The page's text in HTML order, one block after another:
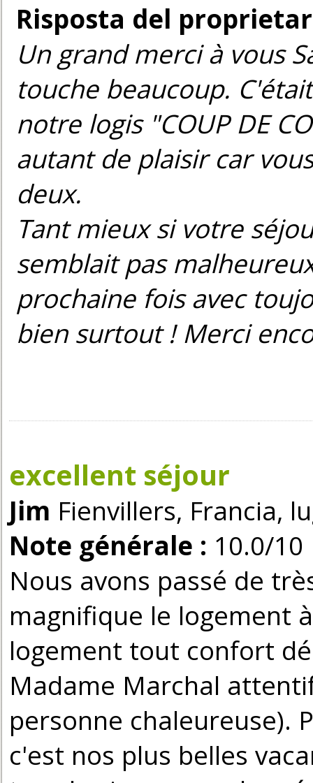
Risposta del
Un grand merci à vous
touche beaucoup.
notre logis "COUP DE
autant de plaisir car
deux.
Tant mieux si votre
semblait pas
prochaine fois avec
bien surtout ! Merci
excellent séjour
Jim Fienvillers, Francia,
Note générale : 10.0/10
Nous avons passé de
magnifique le logement
logement tout confort
Madame Marchal
personne chaleureuse).
c'est nos plus belles